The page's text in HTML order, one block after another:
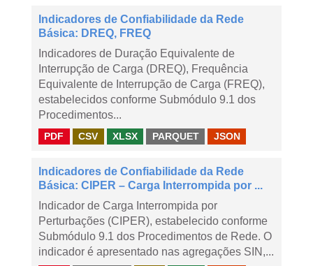
Indicadores de Confiabilidade da Rede
Básica: DREQ, FREQ
Indicadores de Duração Equivalente de
Interrupção de Carga (DREQ), Frequência
Equivalente de Interrupção de Carga (FREQ),
estabelecidos conforme Submódulo 9.1 dos
Procedimentos...
PDF CSV XLSX PARQUET JSON
Indicadores de Confiabilidade da Rede
Básica: CIPER – Carga Interrompida por ...
Indicador de Carga Interrompida por
Perturbações (CIPER), estabelecido conforme
Submódulo 9.1 dos Procedimentos de Rede. O
indicador é apresentado nas agregações SIN,...